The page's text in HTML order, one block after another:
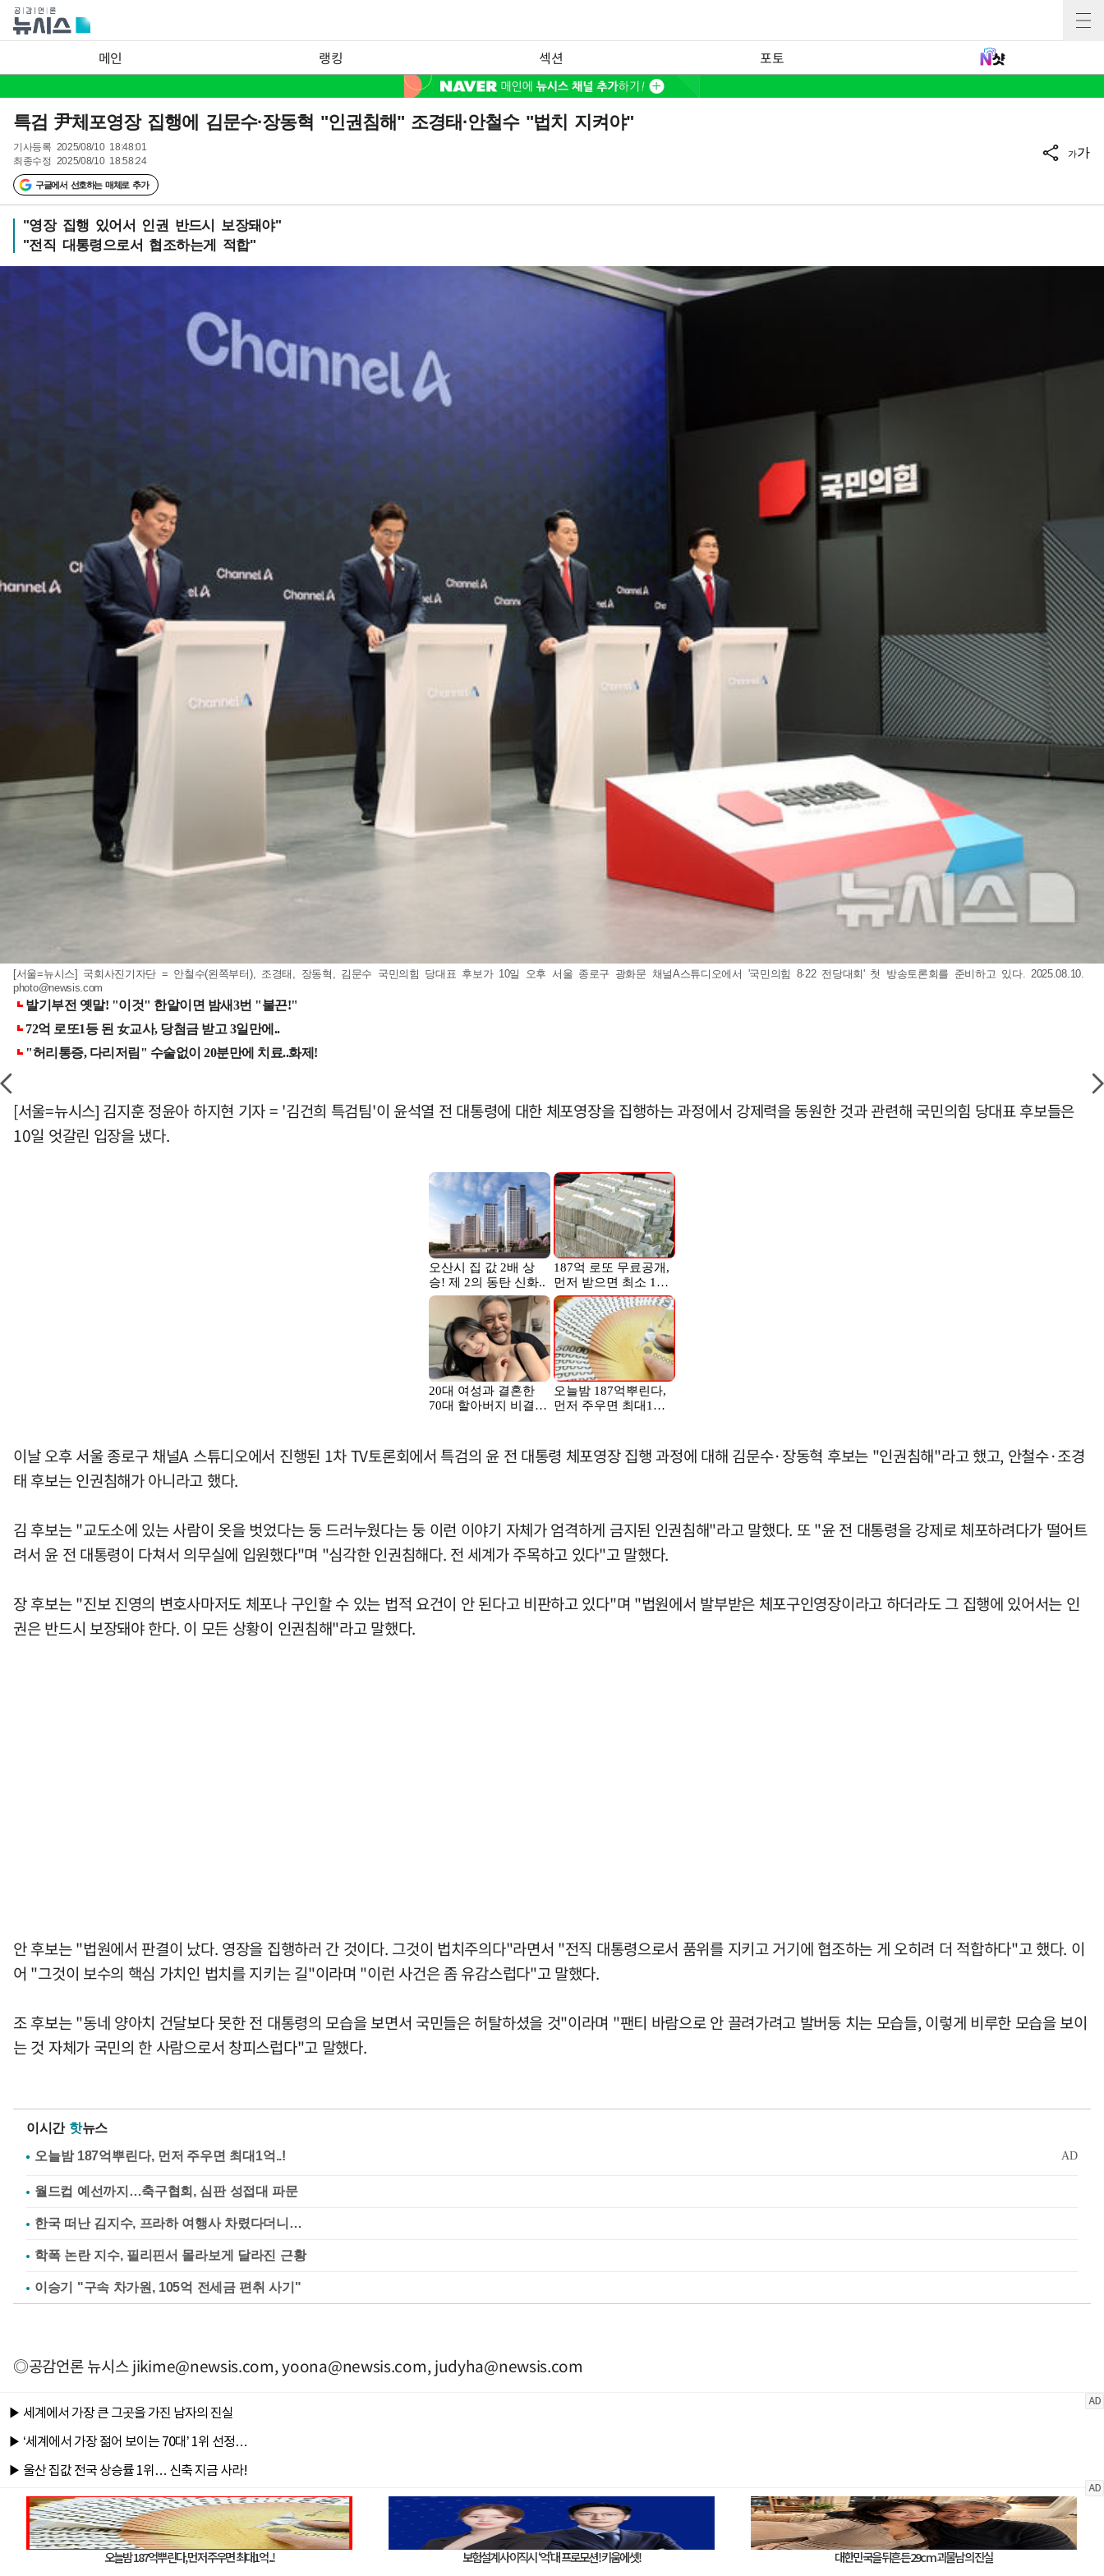
메인 랭킹 섹션 포토
특검 尹체포영장 집행에 김문수·장동혁 "인권침해" 조경태·안철수 "법치 지켜야"
기사등록 2025/08/10 18:48:01
최종수정 2025/08/10 18:58:24
구글에서 선호하는 매체로 추가
가가
"영장 집행 있어서 인권 반드시 보장돼야"
"전직 대통령으로서 협조하는게 적합"
[서울=뉴시스] 국회사진기자단 = 안철수(왼쪽부터), 조경태, 장동혁, 김문수 국민의힘 당대표 후보가 10일 오후 서울 종로구 광화문 채널A스튜디오에서 '국민의힘 8·22 전당대회' 첫 방송토론회를 준비하고 있다. 2025.08.10.
photo@newsis.com
[서울=뉴시스] 김지훈 정윤아 하지현 기자 = '김건희 특검팀'이 윤석열 전 대통령에 대한 체포영장을 집행하는 과정에서 강제력을 동원한 것과 관련해 국민의힘 당대표 후보들은
10일 엇갈린 입장을 냈다.
이날 오후 서울 종로구 채널A 스튜디오에서 진행된 1차 TV토론회에서 특검의 윤 전 대통령 체포영장 집행 과정에 대해 김문수·장동혁 후보는 "인권침해"라고 했고, 안철수·조경
태 후보는 인권침해가 아니라고 했다.
김 후보는 "교도소에 있는 사람이 옷을 벗었다는 둥 드러누웠다는 둥 이런 이야기 자체가 엄격하게 금지된 인권침해"라고 말했다. 또 "윤 전 대통령을 강제로 체포하려다가 떨어트
려서 윤 전 대통령이 다쳐서 의무실에 입원했다"며 "심각한 인권침해다. 전 세계가 주목하고 있다"고 말했다.
장 후보는 "진보 진영의 변호사마저도 체포나 구인할 수 있는 법적 요건이 안 된다고 비판하고 있다"며 "법원에서 발부받은 체포구인영장이라고 하더라도 그 집행에 있어서는 인
권은 반드시 보장돼야 한다. 이 모든 상황이 인권침해"라고 말했다.
안 후보는 "법원에서 판결이 났다. 영장을 집행하러 간 것이다. 그것이 법치주의다"라면서 "전직 대통령으로서 품위를 지키고 거기에 협조하는 게 오히려 더 적합하다"고 했다. 이
어 "그것이 보수의 핵심 가치인 법치를 지키는 길"이라며 "이런 사건은 좀 유감스럽다"고 말했다.
조 후보는 "동네 양아치 건달보다 못한 전 대통령의 모습을 보면서 국민들은 허탈하셨을 것"이라며 "팬티 바람으로 안 끌려가려고 발버둥 치는 모습들, 이렇게 비루한 모습을 보이
는 것 자체가 국민의 한 사람으로서 창피스럽다"고 말했다.
이시간 핫뉴스
월드컵 예선까지…축구협회, 심판 성접대 파문
한국 떠난 김지수, 프라하 여행사 차렸다더니…
학폭 논란 지수, 필리핀서 몰라보게 달라진 근황
이승기 "구속 차가원, 105억 전세금 편취 사기"
◎공감언론 뉴시스jikime@newsis.com,yoona@newsis.com,judyha@newsis.com